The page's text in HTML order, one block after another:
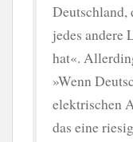
Deutschland,
jedes andere
hat«.
»Wenn
elektrischen
das eine